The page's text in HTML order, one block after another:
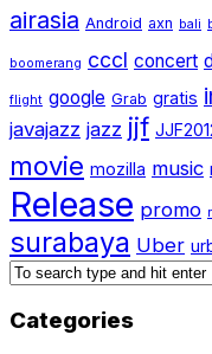
airasia Android axn bali
boomerang cccl concert
flight google Grab gratis
javajazz jazz jjf
movie mozilla music
Release promo
surabaya Uber
Categories